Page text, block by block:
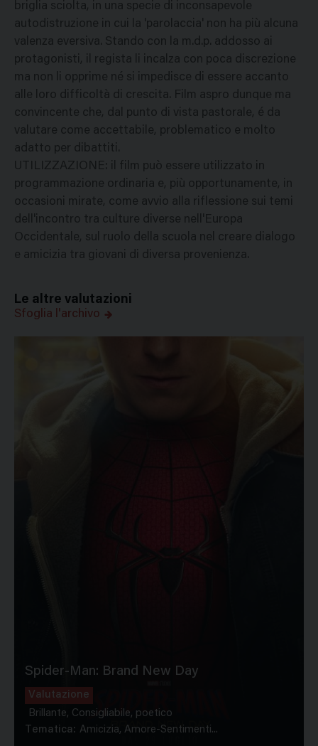
briglia sciolta, in una specie di inconsapevole
autodistruzione in cui la 'parolaccia' non ha più alcuna
valenza eversiva. Stando con la m.d.p. addosso ai
protagonisti, il regista li incalza con poca discrezione
ma non li opprime né si impedisce di essere accanto
alle loro difficoltà di crescita. Film aspro dunque ma
convincente che, dal punto di vista pastorale, é da
valutare come accettabile, problematico e molto
adatto per dibattiti.
UTILIZZAZIONE: il film può essere utilizzato in
programmazione ordinaria e, più opportunamente, in
occasioni mirate, come avvio alla riflessione sui temi
dell'incontro tra culture diverse nell'Europa
Occidentale, sul ruolo della scuola nel creare dialogo
e amicizia tra giovani di diversa provenienza.
Le altre valutazioni
Sfoglia l'archivo
Spider-Man: Brand New Day
Valutazione
Brillante, Consigliabile, poetico
Tematica: Amicizia, Amore-Sentimenti...